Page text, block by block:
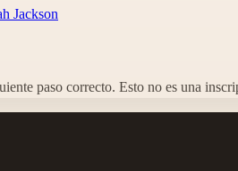
Jackson
paso correcto. Esto no es una